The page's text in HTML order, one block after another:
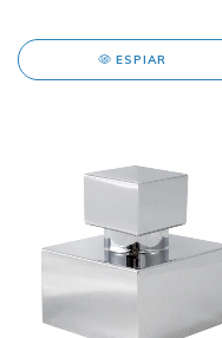
ESPIAR